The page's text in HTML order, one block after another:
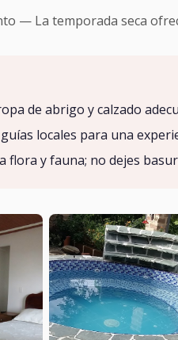
— La temporada seca
de abrigo y calzado
locales para una
flora y fauna; no dejes